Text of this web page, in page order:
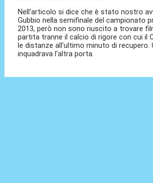
Nell'articolo si dice che è stato nostro
Gubbio nella semifinale del campionato
2013, però non sono riuscito a trovare
partita tranne il calcio di rigore con cui il
le distanze all'ultimo minuto di recupero.
inquadrava l'altra porta.